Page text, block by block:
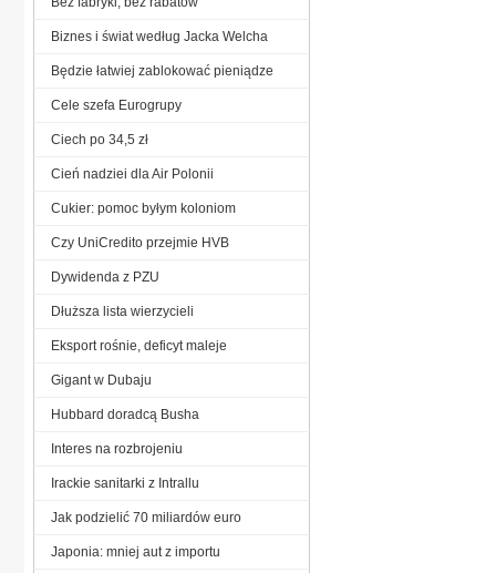
Biznes i świat według Jacka Welcha
Będzie łatwiej zablokować pieniądze
Cele szefa Eurogrupy
Ciech po 34,5 zł
Cień nadziei dla Air Polonii
Cukier: pomoc byłym koloniom
Czy UniCredito przejmie HVB
Dywidenda z PZU
Dłuższa lista wierzycieli
Eksport rośnie, deficyt maleje
Gigant w Dubaju
Hubbard doradcą Busha
Interes na rozbrojeniu
Irackie sanitarki z Intrallu
Jak podzielić 70 miliardów euro
Japonia: mniej aut z importu